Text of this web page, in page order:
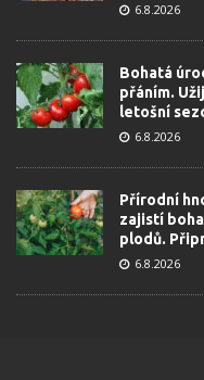
6.8.2026
Bohatá
přáním.
letošní
6.8.2026
Přírodní
zajistí
plodů.
6.8.2026